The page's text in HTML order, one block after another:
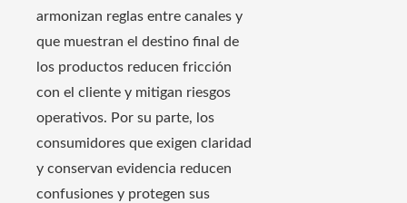
armonizan reglas entre canales y
que muestran el destino final de
los productos reducen fricción
con el cliente y mitigan riesgos
operativos. Por su parte, los
consumidores que exigen claridad
y conservan evidencia reducen
confusiones y protegen sus